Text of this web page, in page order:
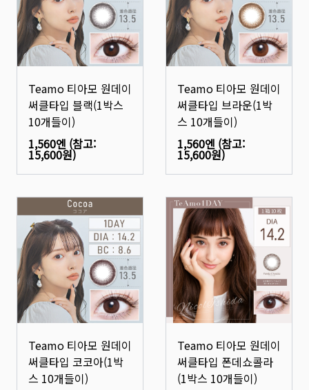
Teamo 티아모 원데이
써클타입 블랙(1박스
10개들이)
1,560엔 (참고:
15,600원)
Teamo 티아모 원데이
써클타입 브라운(1박
스 10개들이)
1,560엔 (참고:
15,600원)
Teamo 티아모 원데이
써클타입 코코아(1박
스 10개들이)
Teamo 티아모 원데이
써클타입 폰데쇼콜라
(1박스 10개들이)